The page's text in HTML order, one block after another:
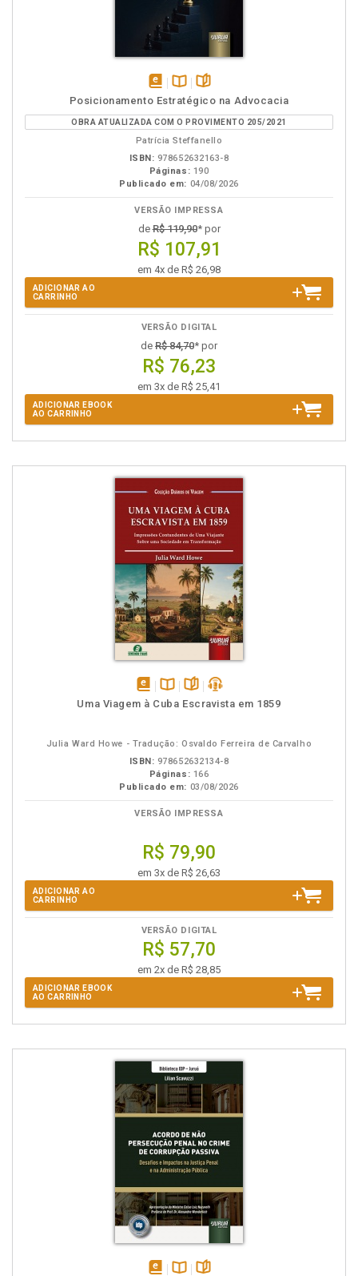
disponível
em
eBook
Disponível
na
B.V.
páginas
Posicionamento Estratégico na Advocacia
OBRA ATUALIZADA COM O PROVIMENTO 205/2021
Patrícia Steffanello
ISBN: 978652632163-8
Páginas: 190
Publicado em: 04/08/2026
VERSÃO IMPRESSA
deR$ 119,90* por
R$ 107,91
em 4x de R$ 26,98
ADICIONAR AO
CARRINHO
VERSÃO DIGITAL
de R$ 84,70* por
R$ 76,23
em 3x de R$ 25,41
ADICIONAR EBOOK
AO CARRINHO
disponívelDisponível
páginaspodcast
Uma Viagem à Cuba Escravista em 1859
Julia Ward Howe - Tradução: Osvaldo Ferreira de Carvalho
ISBN: 978652632134-8
Páginas: 166
Publicado em: 03/08/2026
VERSÃO IMPRESSA
R$ 79,90
em 3x de R$ 26,63
ADICIONAR AO
CARRINHO
VERSÃO DIGITAL
R$ 57,70
em 2x de R$ 28,85
ADICIONAR EBOOK
AO CARRINHO